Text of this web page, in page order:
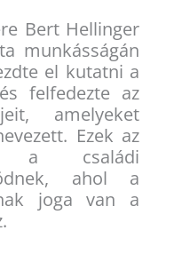
Bert Hellinger
munkásságán
el kutatni a
felfedezte az
amelyeket
Ezek az
a családi
ahol a
joga van a